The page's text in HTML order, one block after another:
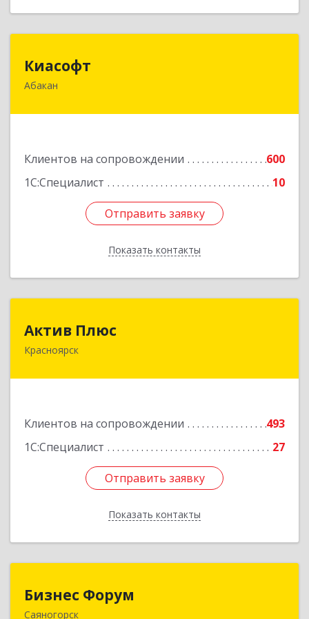
Киасофт
Абакан
Клиентов на сопровождении
600
1С:Специалист
10
Отправить заявку
Показать контакты
655017, Хакасия Респ, Абакан г, Ивана Ярыгина
Отправить заявку
Назад
Актив Плюс
Красноярск
Клиентов на сопровождении
493
1С:Специалист
27
Отправить заявку
Показать контакты
660017, Красноярский край, Красноярск г,
Отправить заявку
Назад
Бизнес Форум
Саяногорск